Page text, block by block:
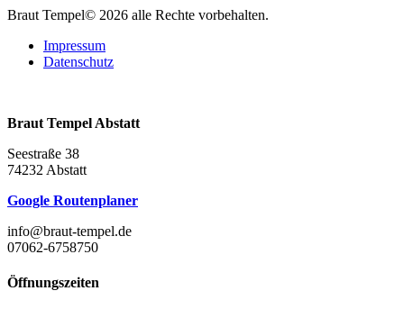
Braut Tempel© 2026 alle Rechte vorbehalten.
Impressum
Datenschutz
Braut Tempel Abstatt
Seestraße 38
74232 Abstatt
Google Routenplaner
info@braut-tempel.de
07062-6758750
Öffnungszeiten